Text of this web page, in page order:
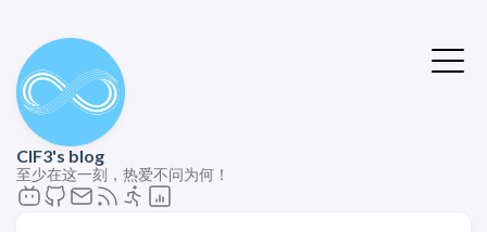
ClF3's blog
至少在这一刻，热爱不问为何！